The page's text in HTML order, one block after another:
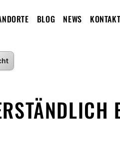
BLOG NEWS KONTAKT